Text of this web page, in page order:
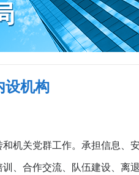
设机构
机关党群工作。承担信息、
、合作交流、队伍建设、离